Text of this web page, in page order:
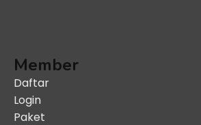
Member
Daftar
Login
Paket